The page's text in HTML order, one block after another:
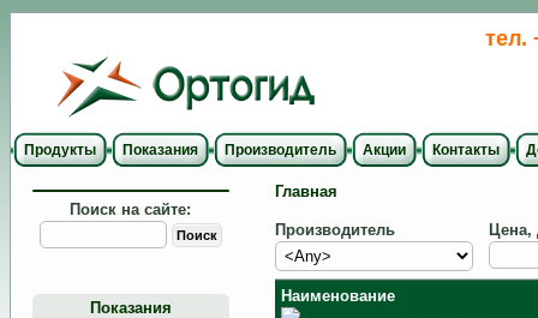
тел.
Продукты Показания Производитель Акции Контакты
Поиск на сайте:
Показания
Главная
Производитель Цена,
Наименование